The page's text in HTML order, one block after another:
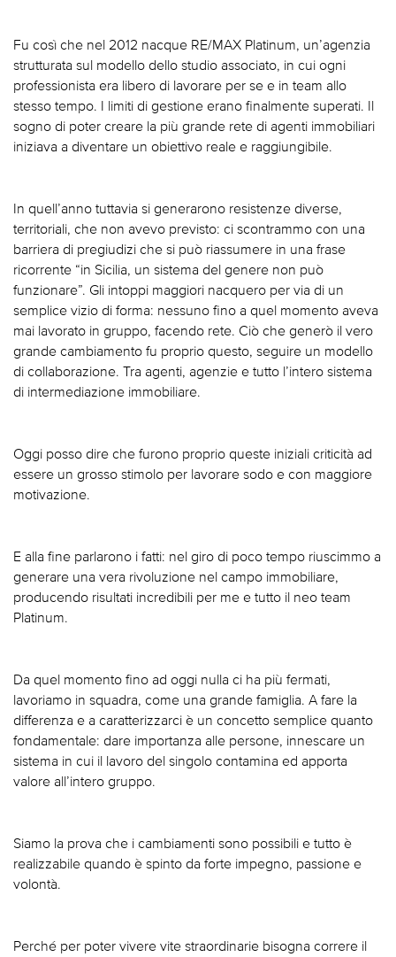
Fu così che nel 2012 nacque RE/MAX Platinum, un’agenzia
strutturata sul modello dello studio associato, in cui ogni
professionista era libero di lavorare per se e in team allo
stesso tempo. I limiti di gestione erano finalmente superati. Il
sogno di poter creare la più grande rete di agenti immobiliari
iniziava a diventare un obiettivo reale e raggiungibile.
In quell’anno tuttavia si generarono resistenze diverse,
territoriali, che non avevo previsto: ci scontrammo con una
barriera di pregiudizi che si può riassumere in una frase
ricorrente “in Sicilia, un sistema del genere non può
funzionare”. Gli intoppi maggiori nacquero per via di un
semplice vizio di forma: nessuno fino a quel momento aveva
mai lavorato in gruppo, facendo rete. Ciò che generò il vero
grande cambiamento fu proprio questo, seguire un modello
di collaborazione. Tra agenti, agenzie e tutto l’intero sistema
di intermediazione immobiliare.
Oggi posso dire che furono proprio queste iniziali criticità ad
essere un grosso stimolo per lavorare sodo e con maggiore
motivazione.
E alla fine parlarono i fatti: nel giro di poco tempo riuscimmo a
generare una vera rivoluzione nel campo immobiliare,
producendo risultati incredibili per me e tutto il neo team
Platinum.
Da quel momento fino ad oggi nulla ci ha più fermati,
lavoriamo in squadra, come una grande famiglia. A fare la
differenza e a caratterizzarci è un concetto semplice quanto
fondamentale: dare importanza alle persone, innescare un
sistema in cui il lavoro del singolo contamina ed apporta
valore all’intero gruppo.
Siamo la prova che i cambiamenti sono possibili e tutto è
realizzabile quando è spinto da forte impegno, passione e
volontà.
Perché per poter vivere vite straordinarie bisogna correre il